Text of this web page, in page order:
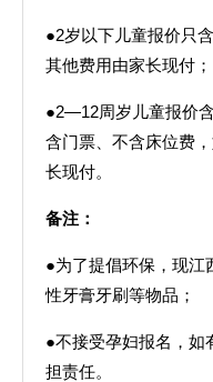
●2岁以下儿童报价只
其他费用由家长现付；
●2—12周岁儿童报价
含门票、不含床位费
长现付。
备注：
●为了提倡环保，现江
性牙膏牙刷等物品；
●不接受孕妇报名，如
担责任。